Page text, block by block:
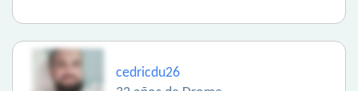
cedricdu26